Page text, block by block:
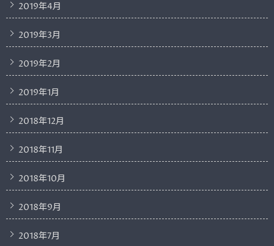
2019年4月
2019年3月
2019年2月
2019年1月
2018年12月
2018年11月
2018年10月
2018年9月
2018年7月